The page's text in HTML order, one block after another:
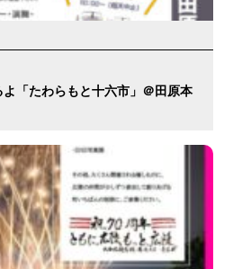
よ「たわらもと十六市」＠田原本